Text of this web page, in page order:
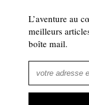
L’aventure au
meilleurs
boîte mail.